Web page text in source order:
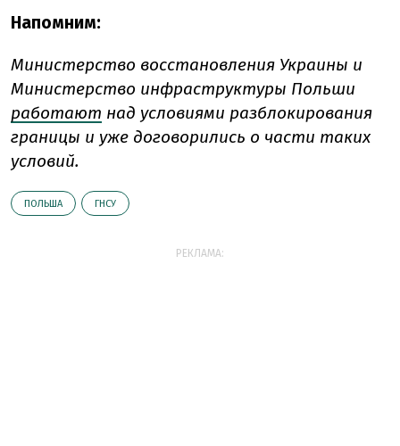
Напомним:
Министерство восстановления Украины и
Министерство инфраструктуры Польши
работают над условиями разблокирования
границы и уже договорились о части таких
условий.
ПОЛЬША ГНСУ
РЕКЛАМА: